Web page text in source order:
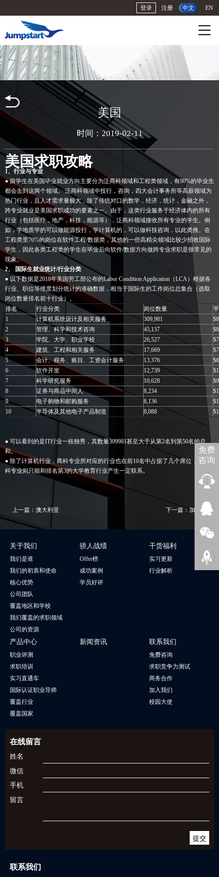
登录 注册 中文 EN
美国
时间：2019-02-11
美国求职攻略
1、行业与专业
● 留学生在美国毕业就业方向主要分为泛商科领域和工程类领域，有90%的毕业生
都会去到这两个领域。 泛商科领域中投行，咨询，四大会计事务所等高薪领域为
热门行业，且人才需求量极大，除了传统对口的数学，经济，统计，金融之外，
跨专业就业是美国求职成功的要素之一。由于，这类行业服务于经济体内的所有
行业（包括医疗，地产，科技，能源等），泛商科领域接收所有专业的学生。例
如，学地质学的可以做能源投行，学计算机的，可以做科技咨询，以此类推。在
工程类里70%的岗位在软件工程/数据类，其他的一些高精尖领域比较少招收国际
学生，因此各类工程类的学生在毕业后向软件/数据方向做跨专业求职是很常见的
现象。
2、 国际生就业统计/行业分类
● 以下数据是2018年美国劳工部公布的Labor Condition Application（LCA）根据各
行业、职位等维度划分统计的准确数据，相当于国际生的工作岗位总集合（选取
岗位数量排名前十行业）。
排名
行业分类 岗位数量
1
计算机系统设计及相关服务 309,981
2
管理、科学和技术咨询 45,137
3
学院、大学、职业学校 26,527
4
建筑、工程和相关服务 17,669
5
会计、税务、账目、工资会计服务 13,376
6
软件开发 12,739
7
科学研究服务 10,628
8
证券与商品中间人 8,234
9
电子购物和邮购服务 8,136
10
半导体及其他电子产品制造 8,088
● 可以看到的是IT行业一枝独秀，其数量309981甚至大于从第2名到第50名的总
和。
● 除了计算机行业，商科专业所对应的行业也在前10名中占据了几个席位，纯文
科专业则只能和排名第3的大学教育行业产生一定联系。
上一篇： 澳大利亚 下一篇：加拿大
关于我们
我们是谁
我们的初衷和使命
核心优势
公司团队
覆盖地区和学校
我们覆盖的求职领域
公司的资源
骄人战绩
Offer榜
成功案例
学员好评
干货福利
实习更新
行业解析
产品中心
职业评测
求职培训
实习直通车
国际认证职业导师
覆盖行业
覆盖国家
新闻资讯 联系我们
免费咨询
求职竞争力测试
商务合作
加入我们
校园大使
在线留言
姓名
微信
手机
留言
联系我们
免费
咨询